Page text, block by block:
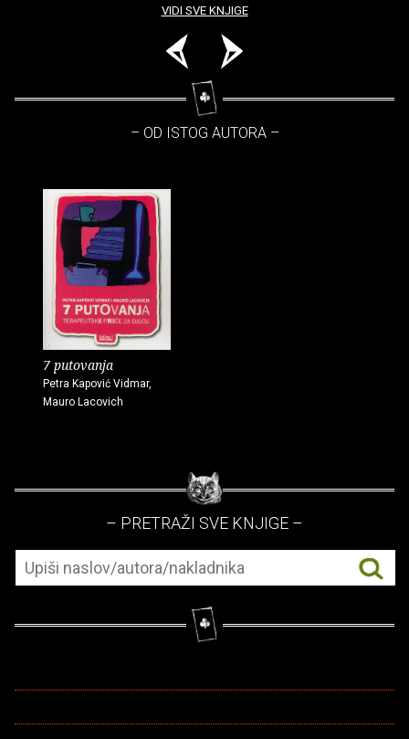
VIDI SVE KNJIGE
– OD ISTOG AUTORA –
7 putovanja
Petra Kapović Vidmar,
Mauro Lacovich
– PRETRAŽI SVE KNJIGE –